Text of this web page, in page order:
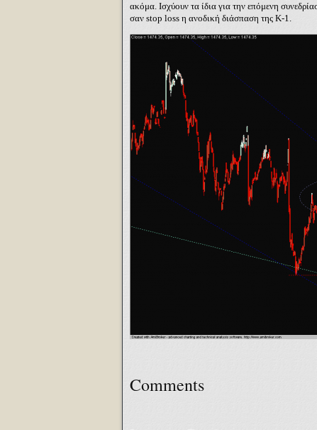
ακόμα. Ισχύουν τα ίδια για την επόμενη
σαν stop loss η ανοδική διάσπαση της Κ-1.
Comments